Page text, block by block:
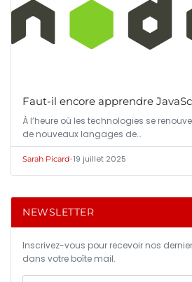
Faut-il encore apprendre
À l’heure où les technologies se
de nouveaux langages de…
Sarah Picard•19 juillet 2025
NEWSLETTER
Inscrivez-vous pour recevoir nos
dans votre boîte mail.